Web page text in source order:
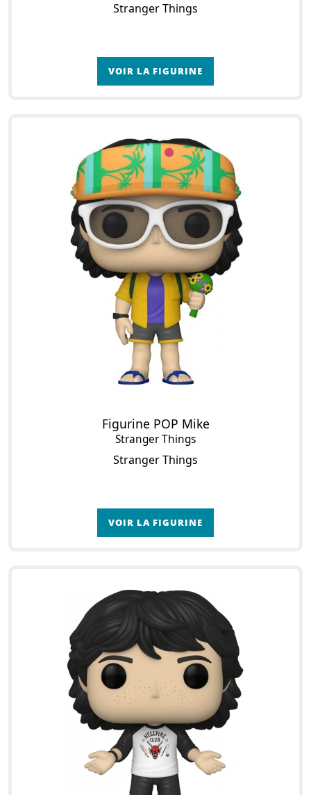
Stranger Things
VOIR LA FIGURINE
Figurine POP Mike
Stranger Things
Stranger Things
VOIR LA FIGURINE